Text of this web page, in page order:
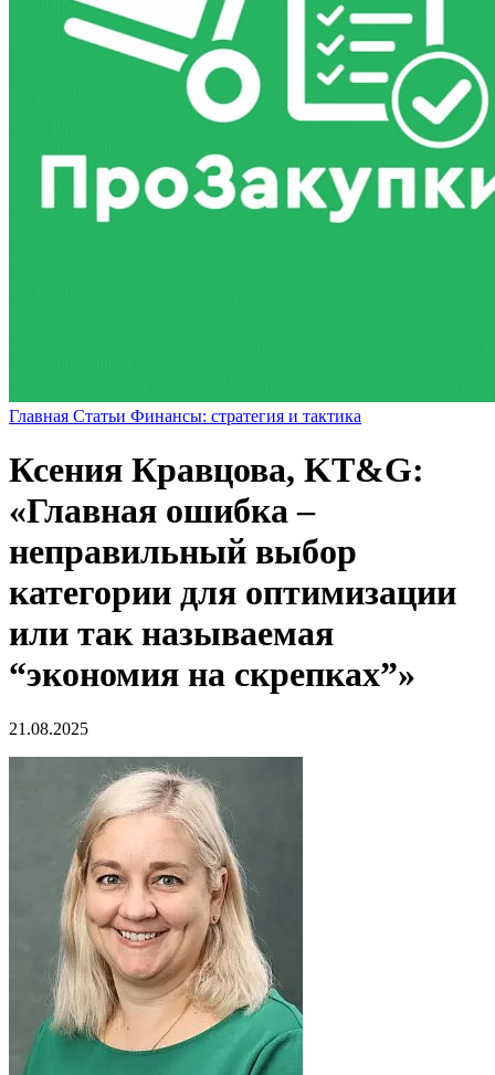
Главная Статьи Финансы: стратегия и тактика
Ксения Кравцова, KT&G:
«Главная ошибка –
неправильный выбор
категории для оптимизации
или так называемая
“экономия на скрепках”»
21.08.2025